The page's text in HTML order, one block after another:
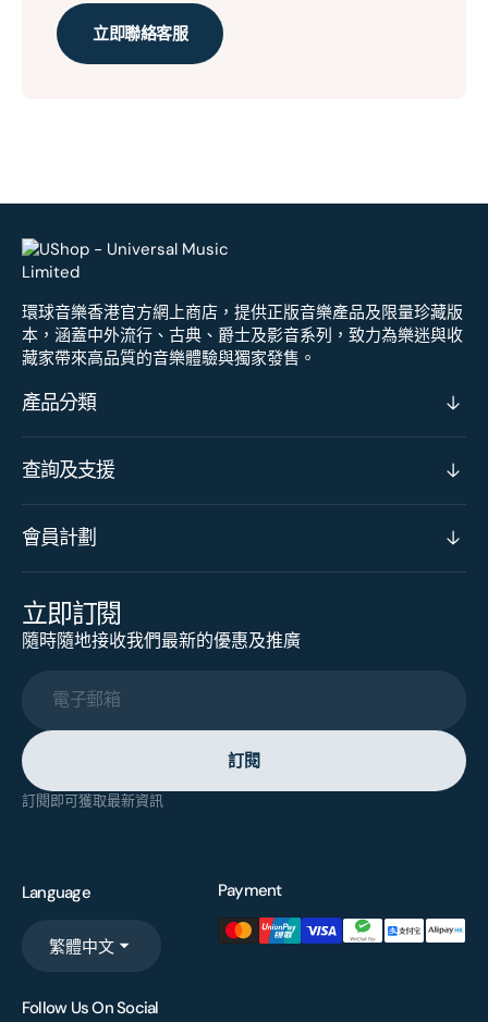
立即聯絡客服
環球音樂香港官方網上商店，提供正版音樂產品及限量珍藏版
本，涵蓋中外流行、古典、爵士及影音系列，致力為樂迷與收
藏家帶來高品質的音樂體驗與獨家發售。
產品分類
查詢及支援
會員計劃
立即訂閱
隨時隨地接收我們最新的優惠及推廣
電子郵箱
訂閱
訂閱即可獲取最新資訊
Language
繁體中文
Payment
Follow Us On Social